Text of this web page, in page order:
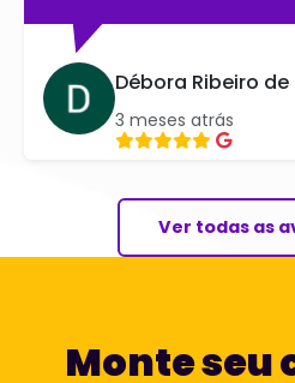
Débora Ribeiro
3 meses atrás
Ver todas as
Monte